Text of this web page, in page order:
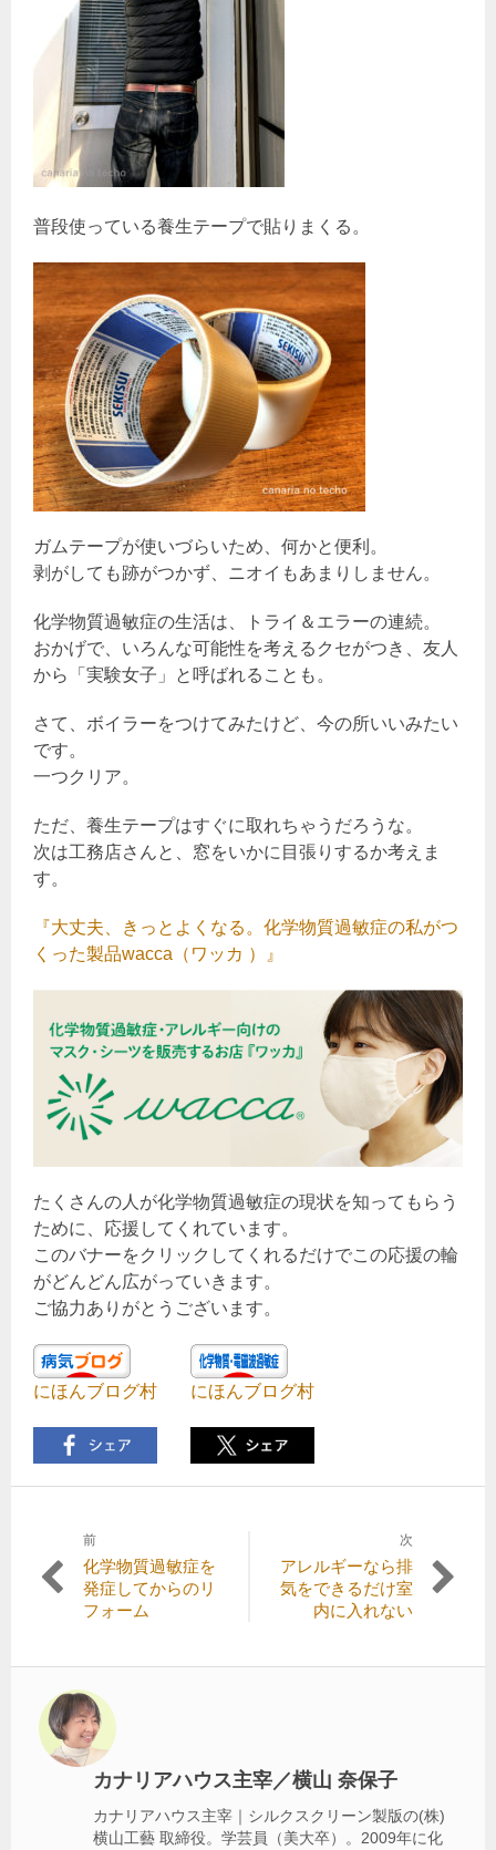
普段使っている養生テープで貼りまくる。
ガムテープが使いづらいため、何かと便利。
剥がしても跡がつかず、ニオイもあまりしません。
化学物質過敏症の生活は、トライ＆エラーの連続。
おかげで、いろんな可能性を考えるクセがつき、友人
から「実験女子」と呼ばれることも。
さて、ボイラーをつけてみたけど、今の所いいみたい
です。
一つクリア。
ただ、養生テープはすぐに取れちゃうだろうな。
次は工務店さんと、窓をいかに目張りするか考えま
す。
『大丈夫、きっとよくなる。化学物質過敏症の私がつ
くった製品wacca（ワッカ ）』
たくさんの人が化学物質過敏症の現状を知ってもらう
ために、応援してくれています。
このバナーをクリックしてくれるだけでこの応援の輪
がどんどん広がっていきます。
ご協力ありがとうございます。
にほんブログ村 にほんブログ村
稿
ゲ
ー
シ
前
前
の
記
化学物質過敏症を
発症してからのリ
フォーム
次
の
アレルギーなら排
気をできるだけ室
内に入れない
カナリアハウス主宰／横山 奈保子
カナリアハウス主宰｜シルクスクリーン製版の(株)
横山工藝 取締役。学芸員（美大卒）。2009年に化